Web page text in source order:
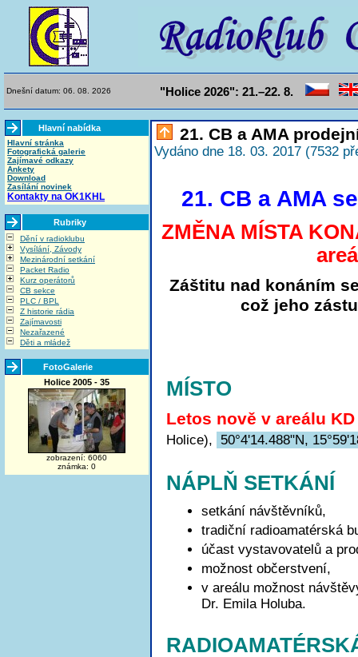
Dnešní datum: 06. 08. 2026 "Holice 2026": 21.–22. 8.
Hlavní nabídka
Hlavní stránka
Fotografická galerie
Zajímavé odkazy
Ankety
Download
Zasílání novinek
Kontakty na OK1KHL
Rubriky
Dění v radioklubu
Vysílání, Závody
Mezinárodní setkání
Packet Radio
Kurz operátorů
CB sekce
PLC / BPL
Z historie rádia
Zajímavosti
Nezařazené
Děti a mládež
FotoGalerie
Holice 2005 - 35
zobrazení: 6060
známka: 0
21. CB a AMA
Vydáno dne 18. 03. 2017 (7532
21. CB a AMA
ZMĚNA MÍSTA
Záštitu nad konáním
což jeho
MÍSTO
Letos nově v areálu
Holice), 50°4'14.488"N,
NÁPLŇ SETKÁNÍ
setkání návštěvníků,
tradiční radioamatérská
účast vystavovatelů a
možnost občerstvení,
v areálu možnost
Dr. Emila Holuba.